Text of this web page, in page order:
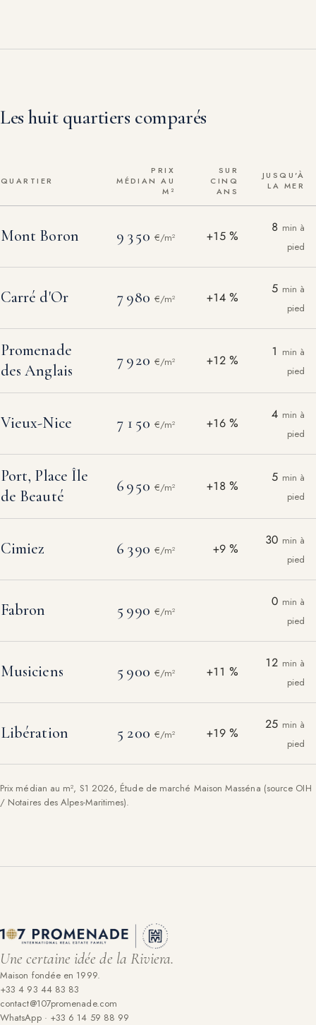
Les huit quartiers comparés
QUARTIER
PRIX
MÉDIAN AU
M²
SUR
CINQ
ANS
JUSQU'À
LA MER
Mont Boron 9 350 €/m² +15 %
8 min à
pied
Carré d'Or 7 980 €/m² +14 %
5 min à
pied
Promenade
des Anglais
7 920 €/m² +12 %
1 min à
pied
Vieux-Nice 7 150 €/m² +16 %
4 min à
pied
Port, Place Île
de Beauté
6 950 €/m² +18 %
5 min à
pied
Cimiez 6 390 €/m² +9 %
30 min à
pied
Fabron 5 990 €/m²
0 min à
pied
Musiciens 5 900 €/m² +11 %
12 min à
pied
Libération 5 200 €/m² +19 %
25 min à
pied
Prix médian au m², S1 2026, Étude de marché Maison Masséna (source OIH
/ Notaires des Alpes-Maritimes).
Une certaine idée de la Riviera.
Maison fondée en 1999.
+33 4 93 44 83 83
contact@107promenade.com
WhatsApp · +33 6 14 59 88 99